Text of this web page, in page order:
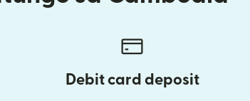
Debit card deposit